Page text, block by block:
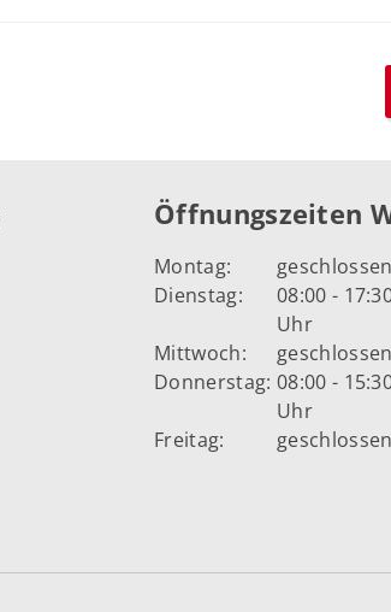
Öffnungszeiten
Montag:
geschlossen
Dienstag:
08:00 -
Uhr
Mittwoch:
geschlossen
Donnerstag: 08:00 -
Uhr
Freitag:
geschlossen